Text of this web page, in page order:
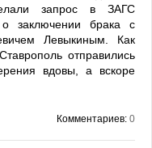
запрос в ЗАГС
заключении брака с
Левыкиным. Как
отправились
вдовы, а вскоре
Комментариев: 0